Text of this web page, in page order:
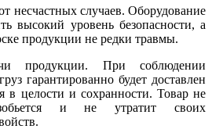
несчастных случаев. Оборудование
высокий уровень безопасности, а
продукции не редки травмы.
продукции. При соблюдении
гарантированно будет доставлен
в целости и сохранности. Товар не
и не утратит своих